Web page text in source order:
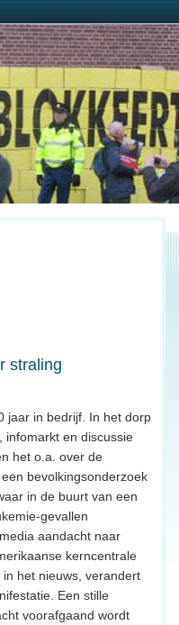
straling
jaar in bedrijf. In het dorp
infomarkt en discussie
het o.a. over de
bevolkingsonderzoek
in de buurt van een
gevallen
aandacht naar
kerncentrale
het nieuws, verandert
Een stille
voorafgaand wordt